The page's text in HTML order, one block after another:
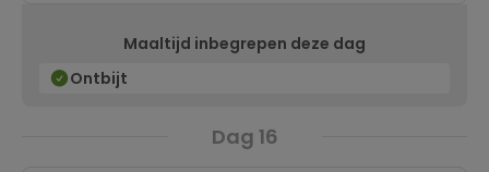
Maaltijd inbegrepen deze dag
Ontbijt
Dag 16